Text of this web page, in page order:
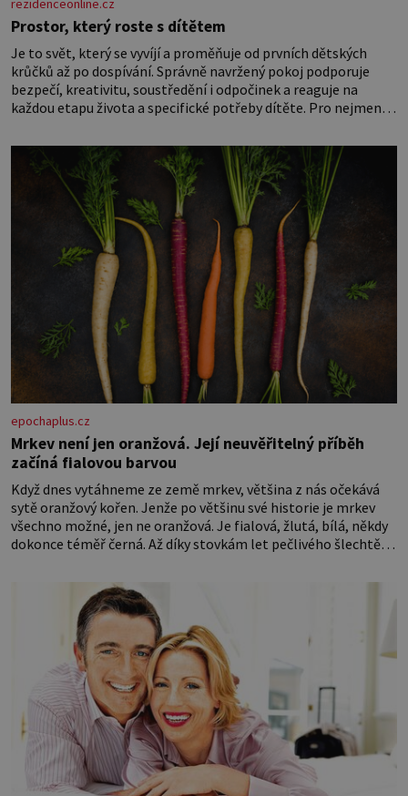
rezidenceonline.cz
Prostor, který roste s dítětem
Je to svět, který se vyvíjí a proměňuje od prvních dětských
krůčků až po dospívání. Správně navržený pokoj podporuje
bezpečí, kreativitu, soustředění i odpočinek a reaguje na
každou etapu života a specifické potřeby dítěte. Pro nejmenší
miminka měl působit především klidně a útulně. Předškolní
věk je
epochaplus.cz
Mrkev není jen oranžová. Její neuvěřitelný příběh
začíná fialovou barvou
Když dnes vytáhneme ze země mrkev, většina z nás očekává
sytě oranžový kořen. Jenže po většinu své historie je mrkev
všechno možné, jen ne oranžová. Je fialová, žlutá, bílá, někdy
dokonce téměř černá. Až díky stovkám let pečlivého šlechtění
nedokážeme představit. Její příběh je